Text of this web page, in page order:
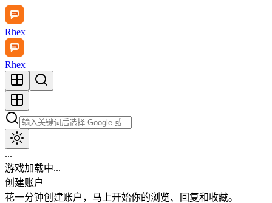
Rhex
Rhex
...
游戏加载中...
创建账户
花一分钟创建账户，马上开始你的浏览、回复和收藏。